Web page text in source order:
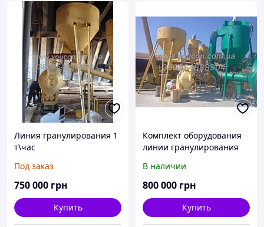
Линия гранулирования 1
т\час
Под заказ
750 000 грн
Купить
Комплект оборудования
линии гранулирования
изготовления твердого
биотоплива в виде
В наличии
800 000 грн
Купить